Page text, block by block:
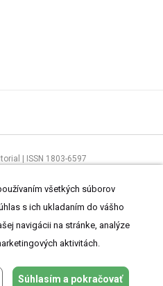
| ISSN 1803-6597
spracovania osobných údajov
všetkých súborov
s ich ukladaním do vášho
navigácii na stránke, analýze
aktivitách.
Súhlasím a pokračovať